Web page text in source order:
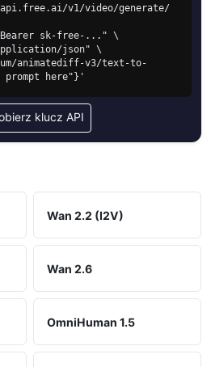
v1/video/generate/
prompt here"}'
klucz API
Wan 2.2 (I2V)
Wan 2.6
OmniHuman 1.5